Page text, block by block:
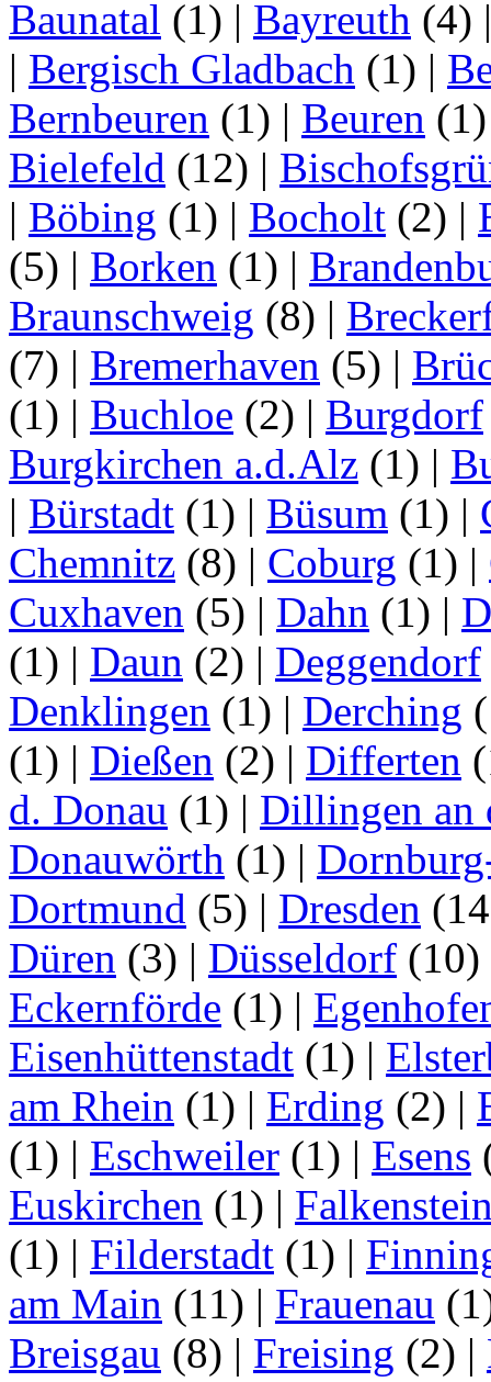
Baunatal (1) | Bayreuth (4)
| Bergisch Gladbach (1) |
Bernbeuren (1) | Beuren
Bielefeld (12) |
| Böbing (1) | Bocholt (2) |
(5) | Borken (1) |
Braunschweig (8) |
(7) | Bremerhaven (5) |
(1) | Buchloe (2) | Burgdorf
Burgkirchen a.d.Alz (1) |
| Bürstadt (1) | Büsum (1) |
Chemnitz (8) | Coburg (1) |
Cuxhaven (5) | Dahn (1) |
(1) | Daun (2) | Deggendorf
Denklingen (1) | Derching
(1) | Dießen (2) | Differten
d. Donau (1) | Dillingen an
Donauwörth (1) |
Dortmund (5) | Dresden
Düren (3) | Düsseldorf (10)
Eckernförde (1) |
Eisenhüttenstadt (1) |
am Rhein (1) | Erding (2) |
(1) | Eschweiler (1) | Esens
Euskirchen (1) |
(1) | Filderstadt (1) |
am Main (11) | Frauenau
Breisgau (8) | Freising (2) |